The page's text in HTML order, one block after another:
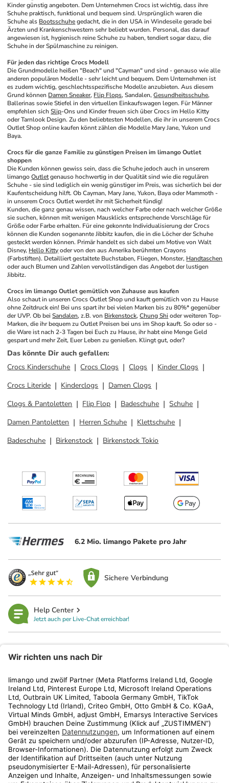
Kinder günstig angeboten. Dem Unternehmen Crocs ist wichtig, dass ihre
Schuhe praktisch, funktional und bequem sind. Ursprünglich waren die
Schuhe als Bootsschuhe gedacht, die in den USA in Windeseile gerade bei
Ärzten und Krankenschwestern sehr beliebt wurden. Personal, das darauf
angewiesen ist, hygienisch reine Schuhe zu haben, tendiert sogar dazu, die
Schuhe in der Spülmaschine zu reinigen.
Für jeden das richtige Crocs Modell
Die Grundmodelle heißen "Beach" und "Cayman" und sind - genauso wie alle
anderen populären Modelle - sehr leicht und bequem. Dem Unternehmen ist
es zudem wichtig, geschlechtsspezifische Modelle anzubieten. Aus diesem
Grund können Damen Sneaker, Flip Flops, Sandalen, Gesundheitsschuhe,
Ballerinas sowie Stiefel in den virtuellen Einkaufswagen legen. Für Männer
empfehlen sich Slip-Ons und Kinder freuen sich über Crocs im Hello Kitty
oder Tarnlook Design. Zu den beliebtesten Modellen, die ihr in unserem Crocs
Outlet Shop online kaufen könnt zählen die Modelle Mary Jane, Yukon und
Baya.
Crocs für die ganze Familie zu günstigen Preisen im limango Outlet
shoppen
Die Kunden können gewiss sein, dass die Schuhe jedoch auch in unserem
limango Outlet genauso hochwertig in der Qualität sind wie die regulären
Schuhe - sie sind lediglich ein wenig günstiger im Preis, was sicherlich bei der
Kaufentscheidung hilft. Ob Cayman, Mary Jane, Yukon, Baya oder Mammoth -
in unserem Crocs Outlet werdet ihr mit Sicherheit fündig!
Kunden, die ganz genau wissen, nach welcher Farbe oder nach welcher Größe
sie suchen, können mit wenigen Mausklicks entsprechende Vorschläge für
Größe oder Farbe erhalten. Für eine gekonnte Individualisierung der Crocs
können die Kunden sogenannte Jibbitz kaufen, die in die Löcher der Schuhe
gesteckt werden können. Primär handelt es sich dabei um Motive von Walt
Disney, Hello Kitty oder von den aus Amerika berühmten Crayons
(Farbstiften). Detailliert gestaltete Buchstaben, Fliegen, Monster, Handtaschen
oder auch Blumen und Zahlen vervollständigen das Angebot der lustigen
Jibbitz.
Crocs im limango Outlet gemütlich von Zuhause aus kaufen
Also schaut in unseren Crocs Outlet Shop und kauft gemütlich von zu Hause
ohne Zeitdruck ein! Bei uns spart ihr bei vielen Marken bis zu 80%* gegenüber
der UVP. Ob bei Sandalen, z.B. von Birkenstock, Chung Shi oder weiteren Top-
Marken, die ihr bequem zu Outlet Preisen bei uns im Shop kauft. So oder so -
die Ware ist nach 2-3 Tagen bei Euch zu Hause, ihr habt eine Menge Geld
gespart und mehr Zeit, Euer Leben zu genießen. Klingt gut, oder?
Das könnte Dir auch gefallen:
Crocs Kinderschuhe
Crocs Clogs Clogs
Kinder Clogs
Crocs Literide
Kinderclogs
Damen Clogs
Clogs & Pantoletten
Flip Flop Badeschuhe
Schuhe
Damen Pantoletten
Herren Schuhe
Klettschuhe
Badeschuhe
Birkenstock Birkenstock Tokio
6.2 Mio. limango Pakete pro Jahr
Sichere Verbindung
Help Center
Jetzt auch per Live-Chat erreichbar!
Kundenservice
Shop
Aktionen
Travel